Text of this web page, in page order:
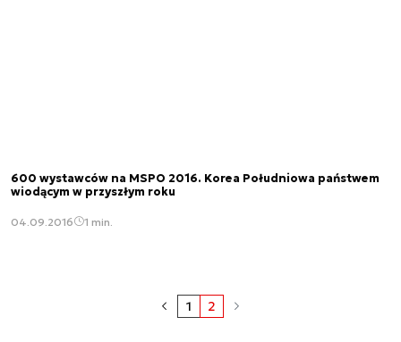
600 wystawców na MSPO 2016. Korea Południowa państwem
wiodącym w przyszłym roku
04.09.2016 1 min.
1 2